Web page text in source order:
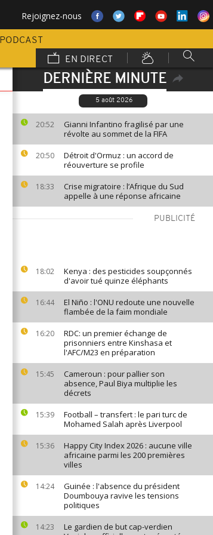
Rejoignez-nous
PODCAST
EN DIRECT
DERNIÈRE MINUTE
5 août 2026
20:52
Gianni Infantino fragilisé par une
révolte au sommet de la FIFA
20:50
Détroit d'Ormuz : un accord de
réouverture se profile
18:33
Crise migratoire : l’Afrique du Sud
appelle à une réponse africaine
PUBLICITÉ
18:02
Kenya : des pesticides soupçonnés
d'avoir tué quinze éléphants
16:44
El Niño : l'ONU redoute une nouvelle
flambée de la faim mondiale
16:20
RDC: un premier échange de
prisonniers entre Kinshasa et
l'AFC/M23 en préparation
15:45
Cameroun : pour pallier son
absence, Paul Biya multiplie les
décrets
15:39
Football – transfert : le pari turc de
Mohamed Salah après Liverpool
15:36
Happy City Index 2026 : aucune ville
africaine parmi les 200 premières
villes
14:24
Guinée : l'absence du président
Doumbouya ravive les tensions
politiques
14:23
Le gardien de but cap-verdien